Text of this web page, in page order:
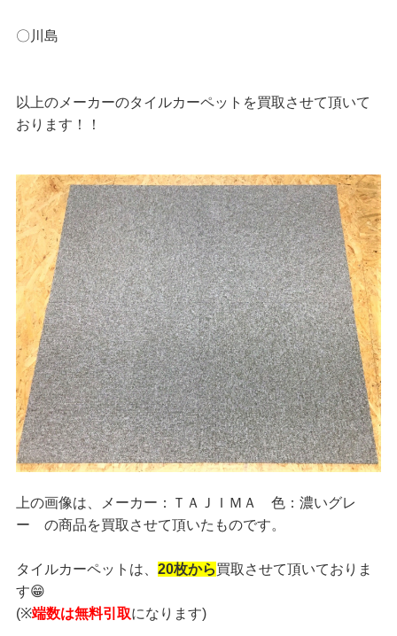
〇川島
以上のメーカーのタイルカーペットを買取させて頂いて
おります！！
上の画像は、メーカー：ＴＡＪＩＭＡ 色：濃いグレ
ー の商品を買取させて頂いたものです。
タイルカーペットは、 20枚から買取させて頂いておりま
す😁
(※端数は無料引取になります)